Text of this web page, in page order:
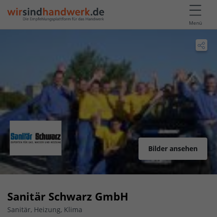
Menü
Bilder ansehen
Sanitär Schwarz GmbH
Sanitär, Heizung, Klima